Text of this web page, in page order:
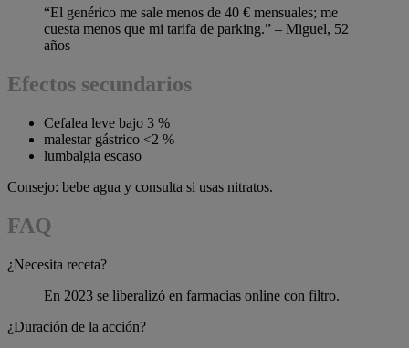
“El genérico me sale menos de 40 € mensuales; me
cuesta menos que mi tarifa de parking.” – Miguel, 52
años
Efectos secundarios
Cefalea leve bajo 3 %
malestar gástrico <2 %
lumbalgia escaso
Consejo: bebe agua y consulta si usas nitratos.
FAQ
¿Necesita receta?
En 2023 se liberalizó en farmacias online con filtro.
¿Duración de la acción?